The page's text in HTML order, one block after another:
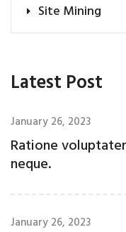
Site Mining
Latest Post
January 26, 2023
Ratione
neque.
January 26, 2023